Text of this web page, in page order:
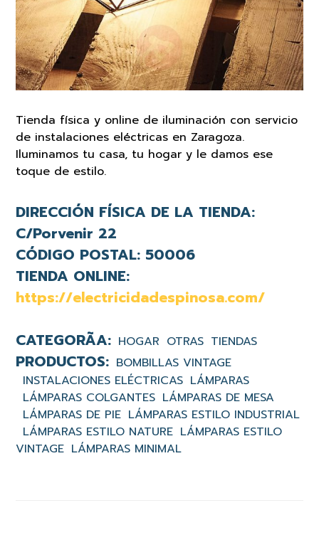
Tienda física y online de iluminación con servicio
de instalaciones eléctricas en Zaragoza.
Iluminamos tu casa, tu hogar y le damos ese
toque de estilo.
DIRECCIÓN FÍSICA DE LA TIENDA:
C/Porvenir 22
CÓDIGO POSTAL: 50006
TIENDA ONLINE:
https://electricidadespinosa.com/
HOGAR OTRAS TIENDAS
BOMBILLAS VINTAGE
INSTALACIONES ELÉCTRICAS LÁMPARAS
LÁMPARAS COLGANTES LÁMPARAS DE MESA
LÁMPARAS DE PIE LÁMPARAS ESTILO INDUSTRIAL
LÁMPARAS ESTILO NATURE LÁMPARAS ESTILO
VINTAGE LÁMPARAS MINIMAL